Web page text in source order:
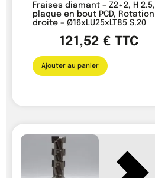
Fraises diamant – Z2+2, H 2.5,
plaque en bout PCD, Rotation
droite – Ø16xLU25xLT85 S.20
121,52€ TTC
Ajouter au panier